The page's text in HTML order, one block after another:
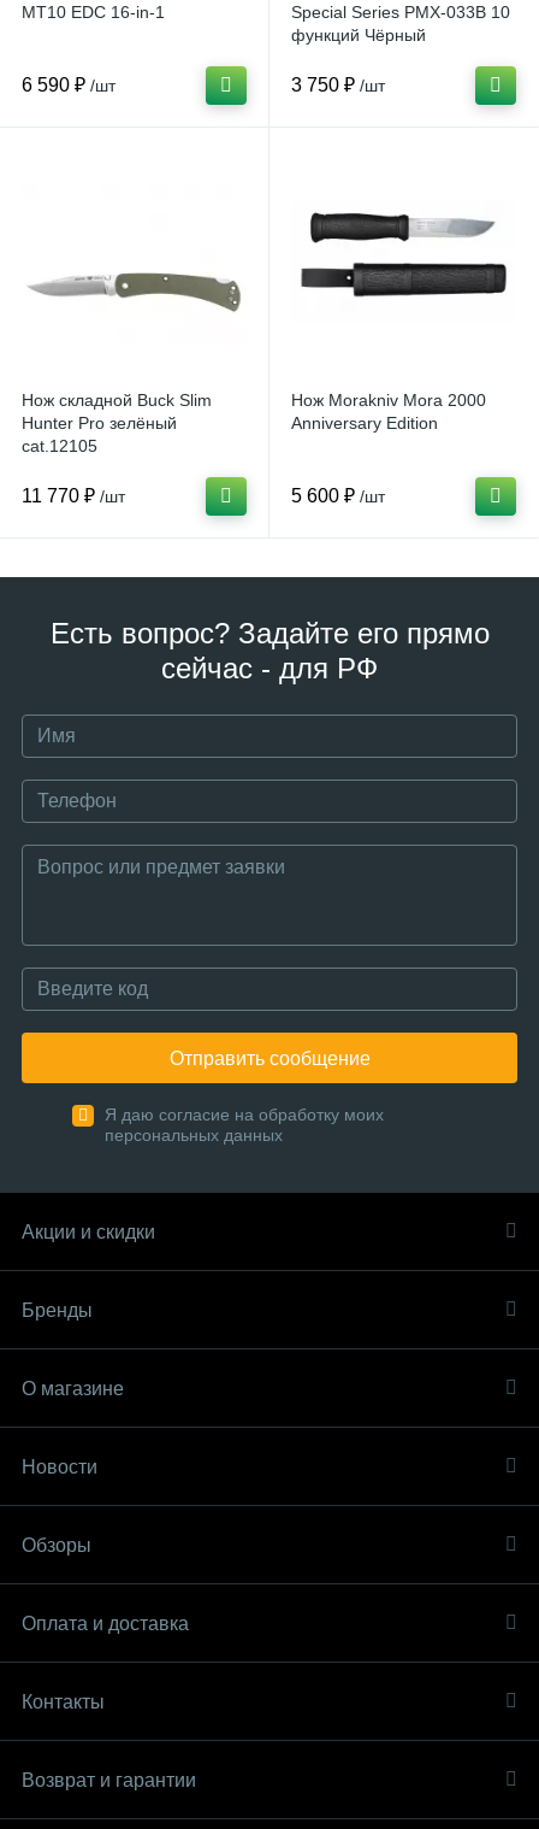
MT10 EDC 16-in-1
6 590 ₽ /шт
Special Series PMX-033B 10
функций Чёрный
3 750 ₽ /шт
Нож складной Buck Slim
Hunter Pro зелёный
cat.12105
11 770 ₽ /шт
Нож Morakniv Mora 2000
Anniversary Edition
5 600 ₽ /шт
Есть вопрос? Задайте его прямо
сейчас - для РФ
Отправить сообщение
Я даю согласие на обработку моих
персональных данных
Акции и скидки
Бренды
О магазине
Новости
Обзоры
Оплата и доставка
Контакты
Возврат и гарантии